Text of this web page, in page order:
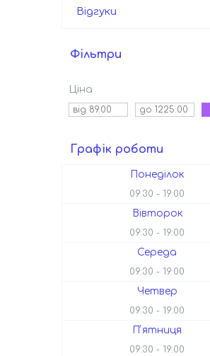
Відгуки
Фільтри
Ціна
Графік роботи
Понеділок
09:30 19:00
Вівторок
09:30 19:00
Середа
09:30 19:00
Четвер
09:30 19:00
Пʼятниця
09:30 19:00